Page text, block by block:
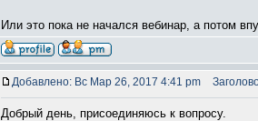
Или это пока не начался вебинар, а потом
Добавлено: Вс Мар 26, 2017 4:41 pm
Добрый день, присоединяюсь к вопросу.